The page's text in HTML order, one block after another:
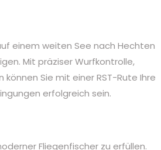
einem weiten See nach Hechten
Mit präziser Wurfkontrolle,
Sie mit einer RST-Rute Ihre
erfolgreich sein.
Fliegenfischer zu erfüllen.